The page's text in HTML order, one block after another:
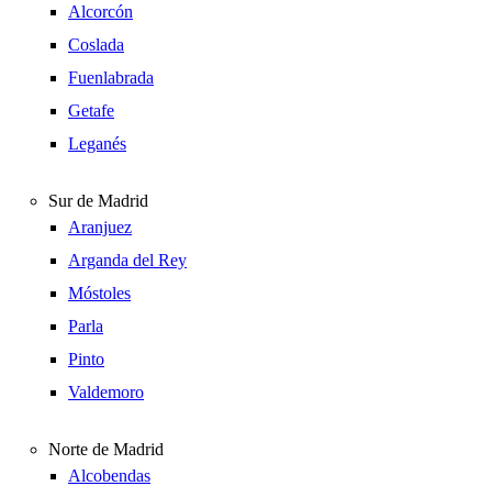
Alcorcón
Coslada
Fuenlabrada
Getafe
Leganés
Sur de Madrid
Aranjuez
Arganda del Rey
Móstoles
Parla
Pinto
Valdemoro
Norte de Madrid
Alcobendas